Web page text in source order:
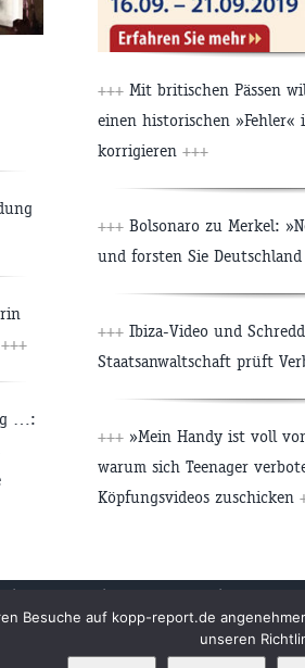
+++
…:
+++ Mit britischen Pässen
einen historischen »Fehler«
korrigieren +++
+++ Bolsonaro zu Merkel:
und forsten Sie
+++ Ibiza-Video und
Staatsanwaltschaft prüft
+++ »Mein Handy ist voll
warum sich Teenager
Köpfungsvideos zuschicken
Besuche auf kopp-report.de
unseren